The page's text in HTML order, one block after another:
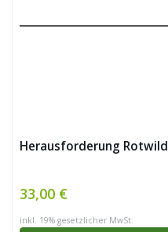
Herausforderung Rotwild
33,00 €
inkl. 19% gesetzlicher MwSt.